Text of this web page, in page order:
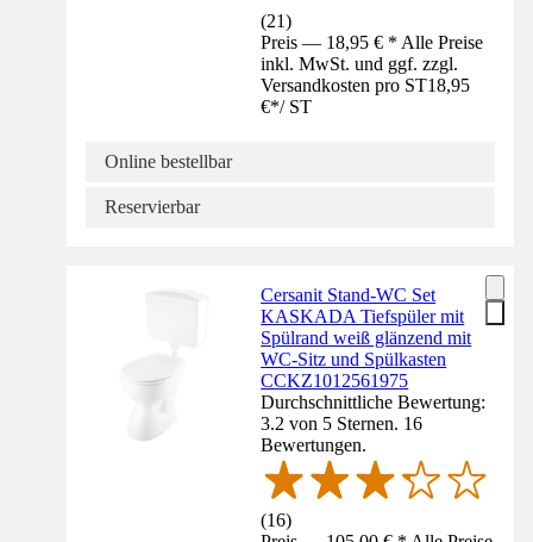
(21)
Preis — 18,95 € * Alle Preise
inkl. MwSt. und ggf. zzgl.
Versandkosten pro ST18,95
€*/ ST
Online bestellbar
Reservierbar
Cersanit Stand-WC Set
KASKADA Tiefspüler mit
Spülrand weiß glänzend mit
WC-Sitz und Spülkasten
CCKZ1012561975
Durchschnittliche Bewertung:
3.2 von 5 Sternen. 16
Bewertungen.
(16)